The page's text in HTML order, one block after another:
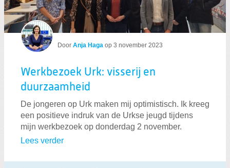
Door Anja Haga op 3 november 2023
Werkbezoek Urk: visserij en
duurzaamheid
De jongeren op Urk maken mij optimistisch. Ik kreeg
een positieve indruk van de Urkse jeugd tijdens
mijn werkbezoek op donderdag 2 november.
Lees verder